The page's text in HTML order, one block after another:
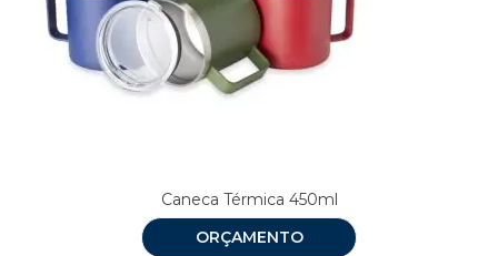
Caneca Térmica 450ml
ORÇAMENTO